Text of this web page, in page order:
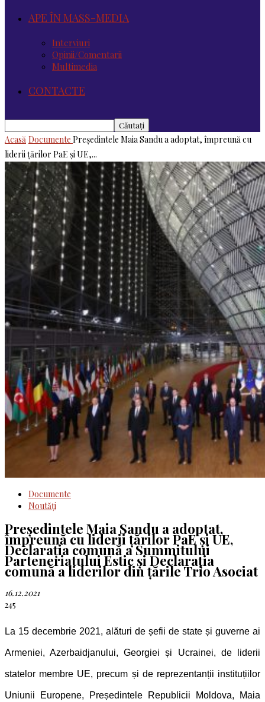
APE ÎN MASS-MEDIA
Interviuri
Opinii/Comentarii
Multimedia
CONTACTE
Acasă Documente Președintele Maia Sandu a adoptat, împreună cu
liderii țărilor PaE și UE,...
Documente
Noutăţi
Președintele Maia Sandu a adoptat,
împreună cu liderii țărilor PaE și UE,
Declarația comună a Summitului
Parteneriatului Estic și Declarația
comună a liderilor din țările Trio Asociat
16.12.2021
245
La 15 decembrie 2021, alături de șefii de state și guverne ai
Armeniei, Azerbaidjanului, Georgiei și Ucrainei, de liderii
statelor membre UE, precum și de reprezentanții instituțiilor
Uniunii Europene, Președintele Republicii Moldova, Maia